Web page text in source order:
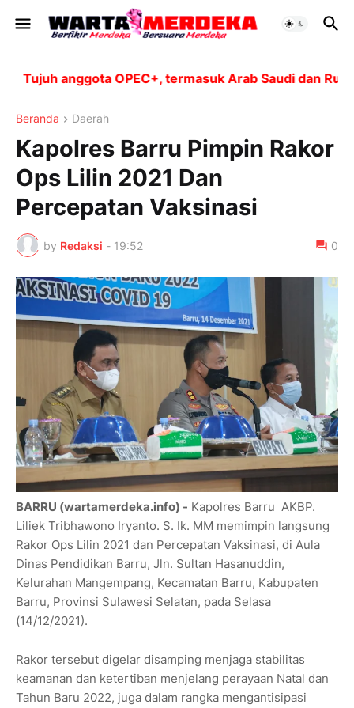
anggota OPEC+, termasuk Arab Saudi dan Rusia,
Beranda Daerah
Kapolres Barru Pimpin Rakor
Ops Lilin 2021 Dan
Percepatan Vaksinasi
by Redaksi - 19:52 0
BARRU (wartamerdeka.info) - Kapolres Barru AKBP.
Liliek Tribhawono Iryanto. S. Ik. MM memimpin langsung
Rakor Ops Lilin 2021 dan Percepatan Vaksinasi, di Aula
Dinas Pendidikan Barru, Jln. Sultan Hasanuddin,
Kelurahan Mangempang, Kecamatan Barru, Kabupaten
Barru, Provinsi Sulawesi Selatan, pada Selasa
(14/12/2021).
Rakor tersebut digelar disamping menjaga stabilitas
keamanan dan ketertiban menjelang perayaan Natal dan
Tahun Baru 2022, juga dalam rangka mengantisipasi